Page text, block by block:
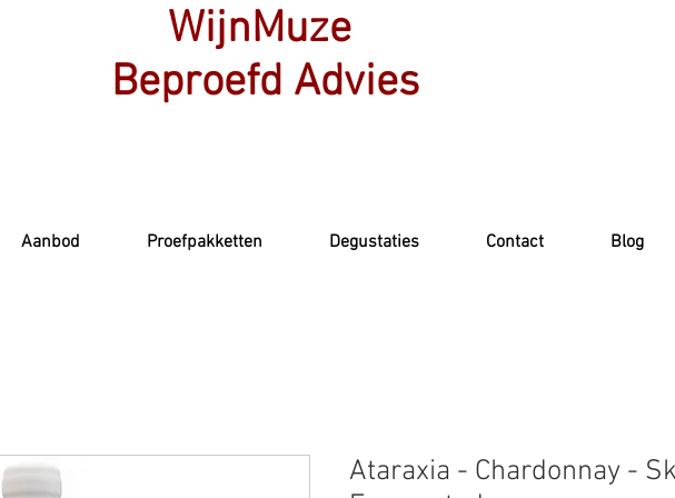
WijnMuze
Beproefd Advies
Aanbod Proefpakketten Degustaties Contact Blog
Ataraxia - Chardonnay -